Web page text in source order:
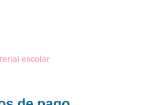
escolar